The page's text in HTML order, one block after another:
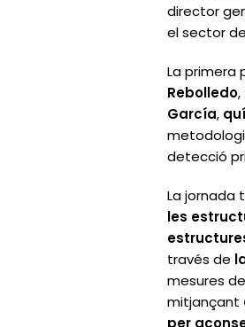
director
el sector
La primera
Rebolledo,
García,
detecció
La jornada
les
través de
mesures de
mitjançant
per